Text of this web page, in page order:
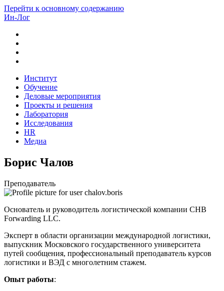
Перейти к основному содержанию
Ин-Лог
Институт
Обучение
Деловые мероприятия
Проекты и решения
Лаборатория
Исследования
HR
Медиа
Борис Чалов
Преподаватель
Основатель и руководитель логистической компании CHB
Forwarding LLC.
Эксперт в области организации международной логистики,
выпускник Московского государственного университета
путей сообщения, профессиональный преподаватель курсов
логистики и ВЭД с многолетним стажем.
Опыт работы: